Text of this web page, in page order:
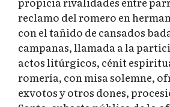
reclamo del romero en
con el tañido de cansados
campanas, llamada a la
actos litúrgicos, cénit
romería, con misa solemne,
exvotos y otros dones,